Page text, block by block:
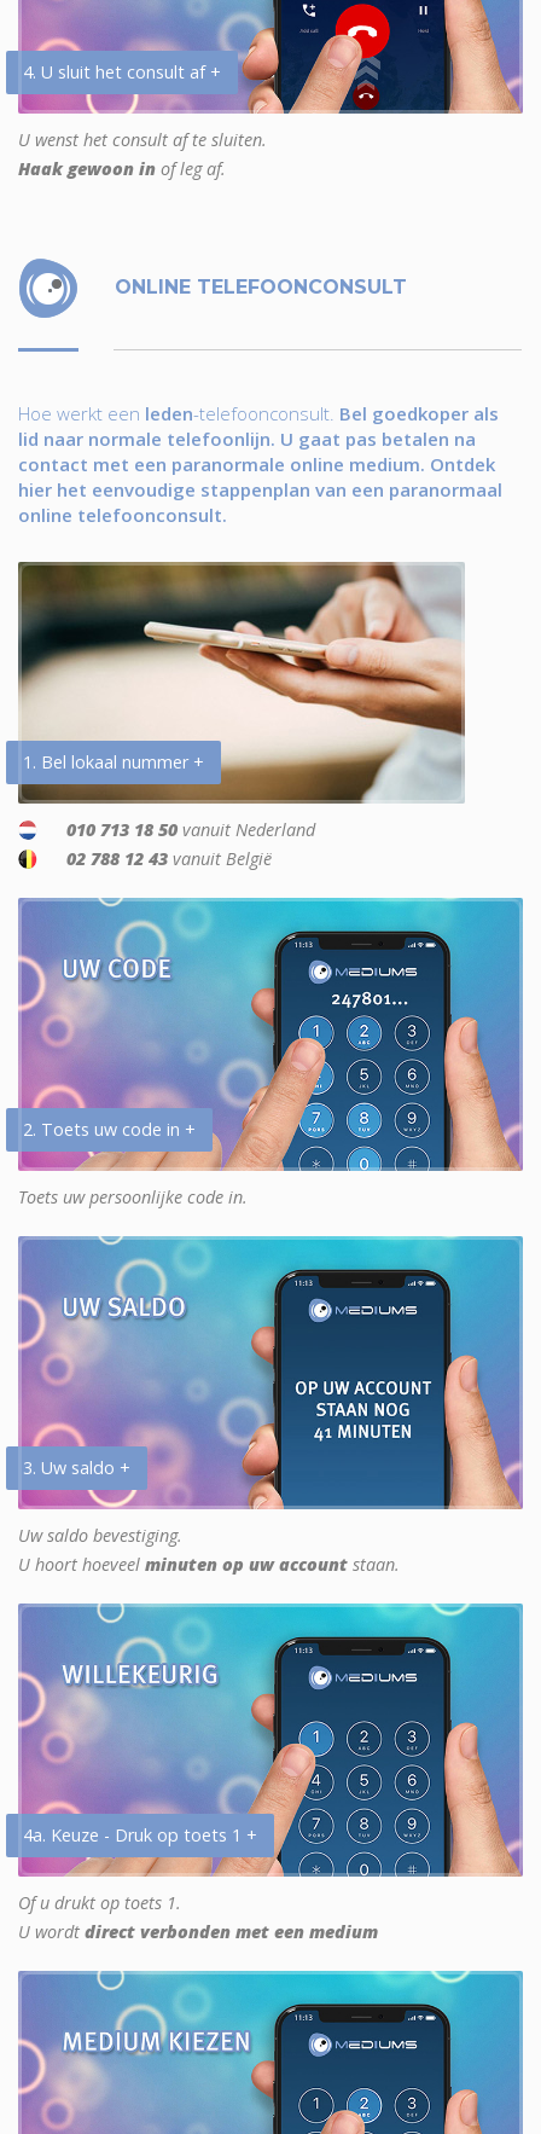
4. U sluit het consult af +
U wenst het consult af te sluiten.
Haak gewoon in of leg af.
ONLINE TELEFOONCONSULT
Hoe werkt een leden-telefoonconsult. Bel goedkoper als
lid naar normale telefoonlijn. U gaat pas betalen na
contact met een paranormale online medium. Ontdek
hier het eenvoudige stappenplan van een paranormaal
online telefoonconsult.
1. Bel lokaal nummer +
010 713 18 50 vanuit Nederland
02 788 12 43 vanuit België
2. Toets uw code in +
Toets uw persoonlijke code in.
3. Uw saldo +
Uw saldo bevestiging.
U hoort hoeveel minuten op uw account staan.
4a. Keuze - Druk op toets 1 +
Of u drukt op toets 1.
U wordt direct verbonden met een medium